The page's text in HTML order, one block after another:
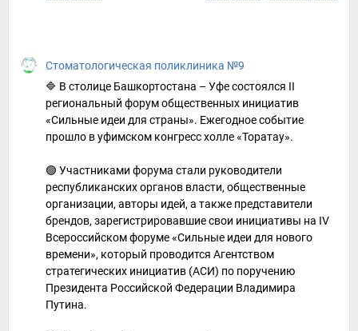
Стоматологическая поликлиника №9
🔷 В столице Башкортостана – Уфе состоялся II
региональный форум общественных инициатив
«Сильные идеи для страны». Ежегодное событие
прошло в уфимском конгресс холле «Торатау».
🟢 Участниками форума стали руководители
республиканских органов власти, общественные
организации, авторы идей, а также представители
брендов, зарегистрировавшие свои инициативы на IV
Всероссийском форуме «Сильные идеи для нового
времени», который проводится Агентством
стратегических инициатив (АСИ) по поручению
Президента Российской Федерации Владимира
Путина.